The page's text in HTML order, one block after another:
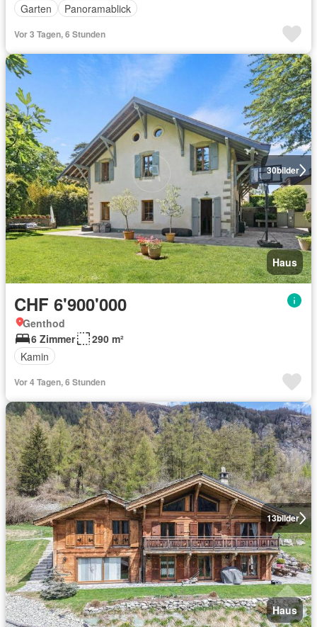
Garten
Panoramablick
Vor 3 Tagen, 6 Stunden
30bilder
Haus
CHF 6'900'000
Genthod
6 Zimmer
290 m²
Kamin
Vor 4 Tagen, 6 Stunden
13bilder
Haus